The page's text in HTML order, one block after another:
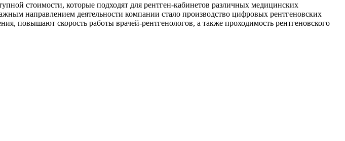
стоимости, которые подходят для рентген-кабинетов различных медицинских
направлением деятельности компании стало производство цифровых рентгеновских
повышают скорость работы врачей-рентгенологов, а также проходимость рентгеновского